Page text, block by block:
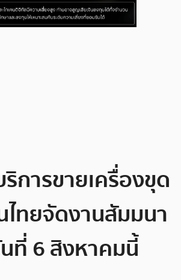
การขายเครื่องขุด
ไทยจัดงานสัมมนา
ที่ 6 สิงหาคมนี้